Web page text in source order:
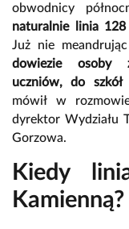
obwodnicy
naturalnie linia 128
Już nie
dowiezie osoby
uczniów, do
mówił w
dyrektor Wydziału
Gorzowa.
Kiedy
Kamienną?